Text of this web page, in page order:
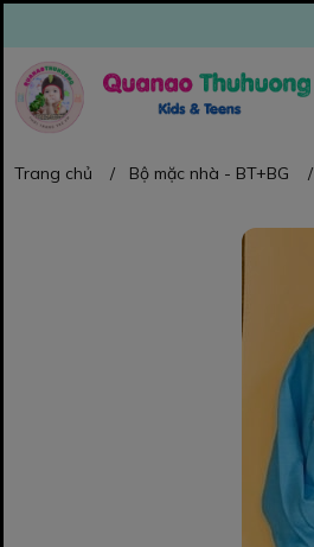
Trang chủ / Bộ mặc nhà - BT+BG /